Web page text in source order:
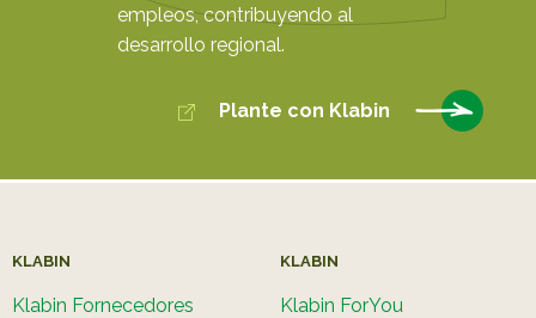
empleos, contribuyendo al
desarrollo regional.
Plante con Klabin
KLABIN
Klabin Fornecedores
KLABIN
Klabin ForYou